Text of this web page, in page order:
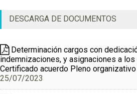
DESCARGA DE DOCUMENTOS
Determinación cargos con
indemnizaciones, y asignaciones a
Certificado acuerdo Pleno
25/07/2023